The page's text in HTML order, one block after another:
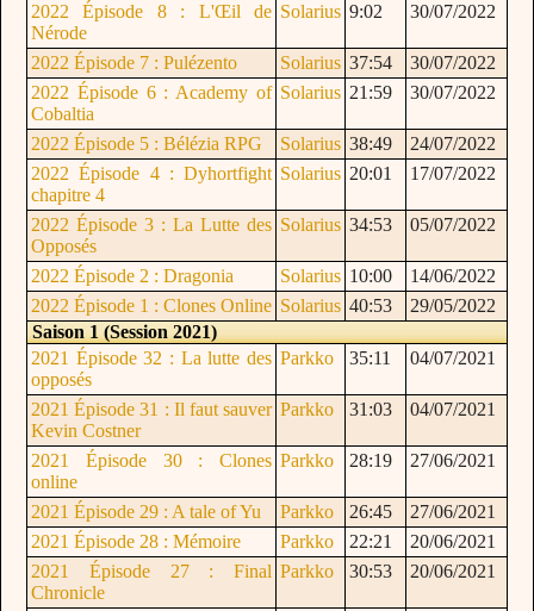
2022 Épisode 8 : L'Œil de
Nérode
Solarius 9:02 30/07/2022
2022 Épisode 7 : Pulézento Solarius 37:54
30/07/2022
2022 Épisode 6 : Academy of
Cobaltia
Solarius 21:59 30/07/2022
2022 Épisode 5 : Bélézia RPG Solarius 38:49
24/07/2022
2022 Épisode 4 : Dyhortfight
chapitre 4
Solarius 20:01 17/07/2022
2022 Épisode 3 : La Lutte des
Opposés
Solarius 34:53 05/07/2022
2022 Épisode 2 : Dragonia Solarius 10:00
14/06/2022
2022 Épisode 1 : Clones Online Solarius 40:53
29/05/2022
Saison 1 (Session 2021)
2021 Épisode 32 : La lutte des
opposés
Parkko 35:11 04/07/2021
2021 Épisode 31 : Il faut sauver
Kevin Costner
Parkko 31:03 04/07/2021
2021 Épisode 30 : Clones
online
Parkko 28:19 27/06/2021
2021 Épisode 29 : A tale of Yu Parkko 26:45
27/06/2021
2021 Épisode 28 : Mémoire
Parkko 22:21
20/06/2021
2021 Épisode 27 : Final
Chronicle
Parkko 30:53 20/06/2021